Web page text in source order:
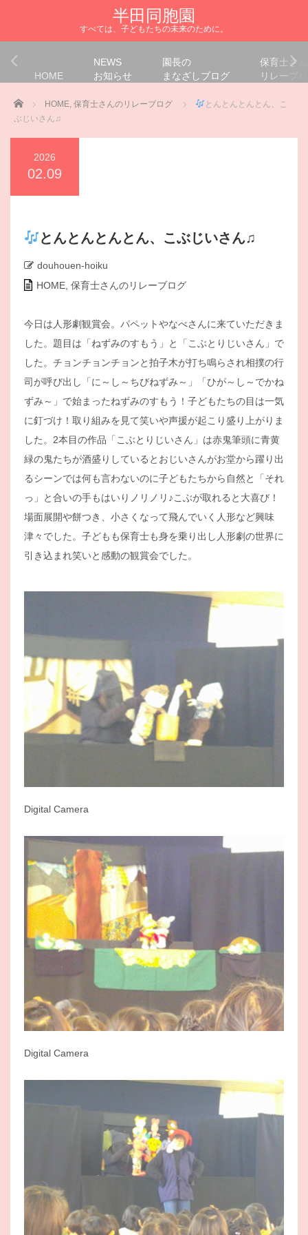
半田同胞園
すべては、子どもたちの未来のために。
HOME
NEWS
お知らせ
園長の
まなざしブログ
保育士さ
リレーブ
Home HOME, 保育士さんのリレーブログ
とんとんとんとん、こ
ぶじいさん♫
2026
02.09
とんとんとんとん、こぶじいさん♫
douhouen-hoiku
HOME 保育士さんのリレーブログ
今日は人形劇観賞会。パペットやなべさんに来ていただきま
した。題目は「ねずみのすもう」と「こぶとりじいさん」で
した。チョンチョンチョンと拍子木が打ち鳴らされ相撲の行
司が呼び出し「に～し～ちびねずみ～」「ひが～し～でかね
ずみ～」で始まったねずみのすもう！子どもたちの目は一気
に釘づけ！取り組みを見て笑いや声援が起こり盛り上がりま
した。2本目の作品「こぶとりじいさん」は赤鬼筆頭に青黄
緑の鬼たちが酒盛りしているとおじいさんがお堂から躍り出
るシーンでは何も言わないのに子どもたちから自然と「それ
っ」と合いの手もはいりノリノリ♪こぶが取れると大喜び！
場面展開や餅つき、小さくなって飛んでいく人形など興味
津々でした。子どもも保育士も身を乗り出し人形劇の世界に
引き込まれ笑いと感動の観賞会でした。
Digital Camera
Digital Camera